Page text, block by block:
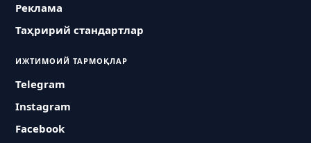
Реклама
Таҳририй стандартлар
ИЖТИМОИЙ ТАРМОҚЛАР
Telegram
Instagram
Facebook